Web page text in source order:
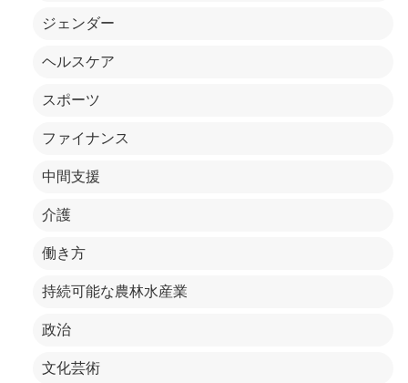
ジェンダー
ヘルスケア
スポーツ
ファイナンス
中間支援
介護
働き方
持続可能な農林水産業
政治
文化芸術